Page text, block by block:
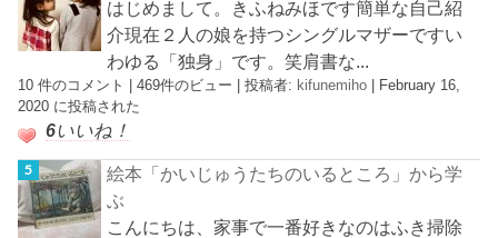
はじめまして。きふねみほです簡単な自己紹
介現在２人の娘を持つシングルマザーですい
わゆる「独身」です。笑肩書な...
10 件のコメント |469件のビュー |投稿者: kifunemiho
February 16,
2020 に投稿された
6いいね！
絵本「かいじゅうたちのいるところ」から学
ぶ
こんにちは、家事で一番好きなのはふき掃除